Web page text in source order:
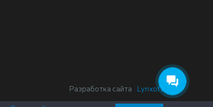
Разработка сайта Lynxoft